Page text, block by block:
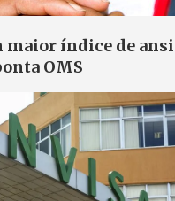
índice de
OMS